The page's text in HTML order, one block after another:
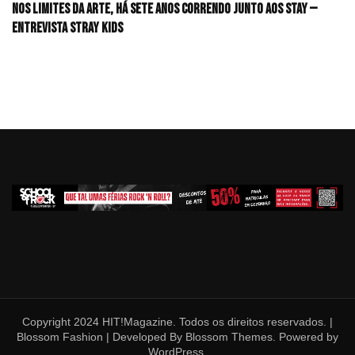
Nos limites da arte, há sete anos correndo junto aos STAY —
Entrevista Stray Kids
Copyright 2024 HIT!Magazine. Todos os direitos reservados. |
Blossom Fashion | Developed By Blossom Themes . Powered by
WordPress